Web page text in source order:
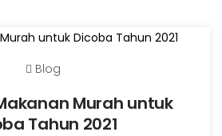
Blog
Murah untuk
Tahun 2021